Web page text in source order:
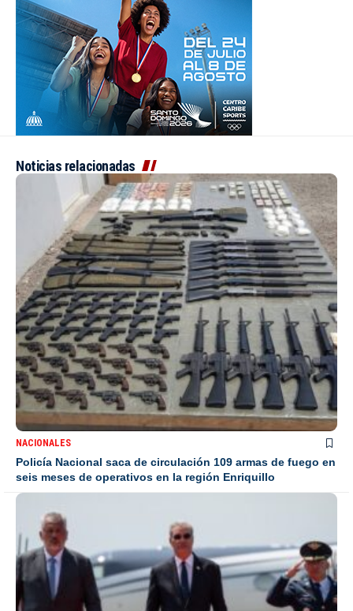
Noticias relacionadas
NACIONALES
Policía Nacional saca de circulación 109 armas de fuego en
seis meses de operativos en la región Enriquillo